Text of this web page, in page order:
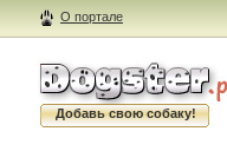
О портале
Добавь свою собаку!